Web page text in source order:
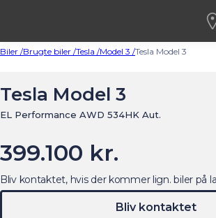
Biler /Brugte biler /Tesla /Model 3 /Tesla Model 3
Tesla Model 3
EL Performance AWD 534HK Aut.
399.100 kr.
Bliv kontaktet, hvis der kommer lign. biler på
Bliv kontaktet